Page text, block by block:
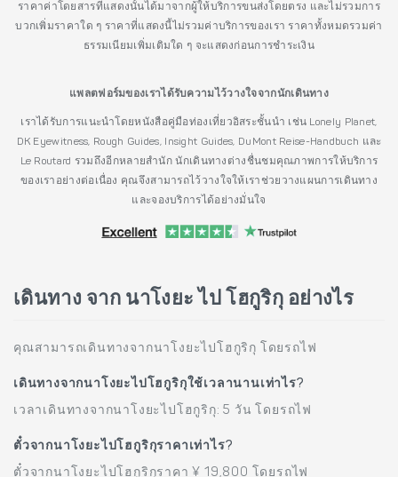
ราคาค่าโดยสารที่แสดงนั้นได้มาจากผู้ให้บริการขนส่งโดยตรง และไม่รวมการ
บวกเพิ่มราคาใด ๆ ราคาที่แสดงนี้ไม่รวมค่าบริการของเรา ราคาทั้งหมดรวมค่า
ธรรมเนียมเพิ่มเติมใด ๆ จะแสดงก่อนการชำระเงิน
แพลตฟอร์มของเราได้รับความไว้วางใจจากนักเดินทาง
เราได้รับการแนะนำโดยหนังสือคู่มือท่องเที่ยวอิสระชั้นนำ เช่น Lonely Planet,
DK Eyewitness, Rough Guides, Insight Guides, DuMont Reise-Handbuch และ
Le Routard รวมถึงอีกหลายสำนัก นักเดินทางต่างชื่นชมคุณภาพการให้บริการ
ของเราอย่างต่อเนื่อง คุณจึงสามารถไว้วางใจให้เราช่วยวางแผนการเดินทาง
และจองบริการได้อย่างมั่นใจ
เดินทาง จาก นาโงยะ ไป โฮกูริกุ อย่างไร
คุณสามารถเดินทางจากนาโงยะไปโฮกูริกุ โดยรถไฟ
เดินทางจากนาโงยะไปโฮกูริกุใช้เวลานานเท่าไร?
เวลาเดินทางจากนาโงยะไปโฮกูริกุ: 5 วัน โดยรถไฟ
ตั๋วจากนาโงยะไปโฮกูริกุราคาเท่าไร?
ตั๋วจากนาโงยะไปโฮกูริกุราคา ¥ 19,800 โดยรถไฟ